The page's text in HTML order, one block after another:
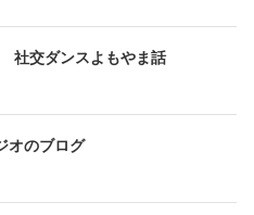
交ダンスよもやま話
オのブログ